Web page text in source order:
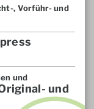
, Vorführ- und
und
und